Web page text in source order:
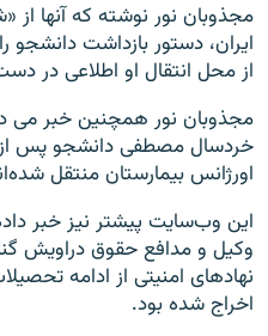
مجذوبان نور نوشته که آنها
ایران، دستور بازداشت
از محل انتقال او اطلاعی در
مجذوبان نور همچنین خبر می
خردسال مصطفی دانشجو پس از
اورژانس بیمارستان منتقل
این وب‌سایت پیشتر نیز خبر
وکیل و مدافع حقوق دراویش
نهادهای امنیتی از ادامه
اخراج شده بود.